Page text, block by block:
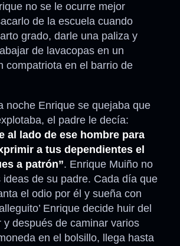
no se le ocurre mejor
de la escuela cuando
grado, darle una paliza y
de lavacopas en un
compatriota en el barrio de
noche Enrique se quejaba que
el padre le decía:
al lado de ese hombre para
a tus dependientes el
a patrón”. Enrique Muiño no
de su padre. Cada día que
el odio por él y sueña con
Enrique decide huir del
y después de caminar varios
en el bolsillo, llega hasta